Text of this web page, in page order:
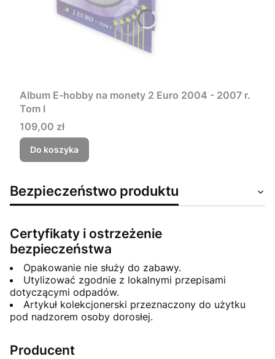
Album E-hobby na monety 2 Euro 2004 - 2007 r.
Tom I
Cena
109,00 zł
Do koszyka
Bezpieczeństwo produktu
Certyfikaty i ostrzeżenie
bezpieczeństwa
Opakowanie nie służy do zabawy.
Utylizować zgodnie z lokalnymi przepisami
dotyczącymi odpadów.
Artykuł kolekcjonerski przeznaczony do użytku
pod nadzorem osoby dorosłej.
Producent